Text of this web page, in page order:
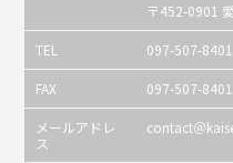
〒452-0901
TEL 097-507-8401
FAX 097-507-8401
メールアドレ
ス
contact＠